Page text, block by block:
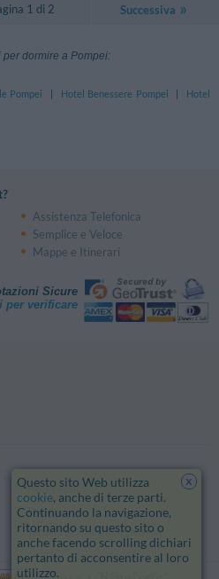
1 di 2 Successiva
dormire a Pompei:
Pompei Hotel Benessere Pompei
Hotel
Assistenza Telefonica
Semplice e Veloce
Mappe e Itinerari
Sicure
per verificare
Note Legali
Privacy
Termini e Condizioni generali
x
Questo sito Web utilizza
cookie, anche di terze parti.
Continuando la navigazione,
ritornando su questo sito o
anche facendo scrolling dichiari
pertanto di acconsentire al loro
utilizzo.